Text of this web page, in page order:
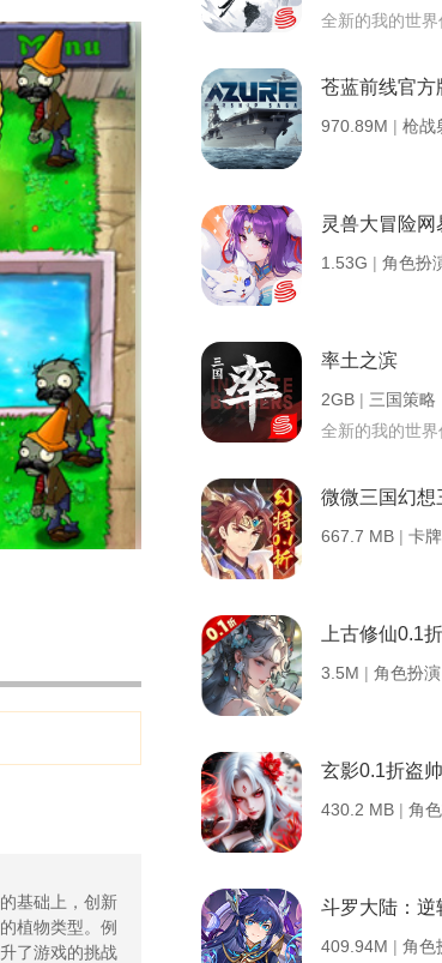
基础上，创新
植物类型。例
了游戏的挑战
全新的我的世界
苍蓝前线官方
970.89M | 枪战
灵兽大冒险网
1.53G | 角色扮
率土之滨
2GB | 三国策略
全新的我的世界
微微三国幻想
667.7 MB | 卡
上古修仙0.1折
3.5M | 角色扮演
玄影0.1折盗
430.2 MB | 角
斗罗大陆：逆
409.94M | 角色